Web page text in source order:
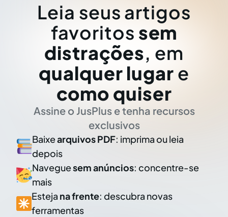
Leia seus artigos
favoritos sem
distrações, em
qualquer lugar e
como quiser
Assine o JusPlus e tenha recursos
exclusivos
Baixearquivos PDF: imprima ou leia
depois
Naveguesem anúncios: concentre-se
mais
Esteja na frente: descubra novas
ferramentas